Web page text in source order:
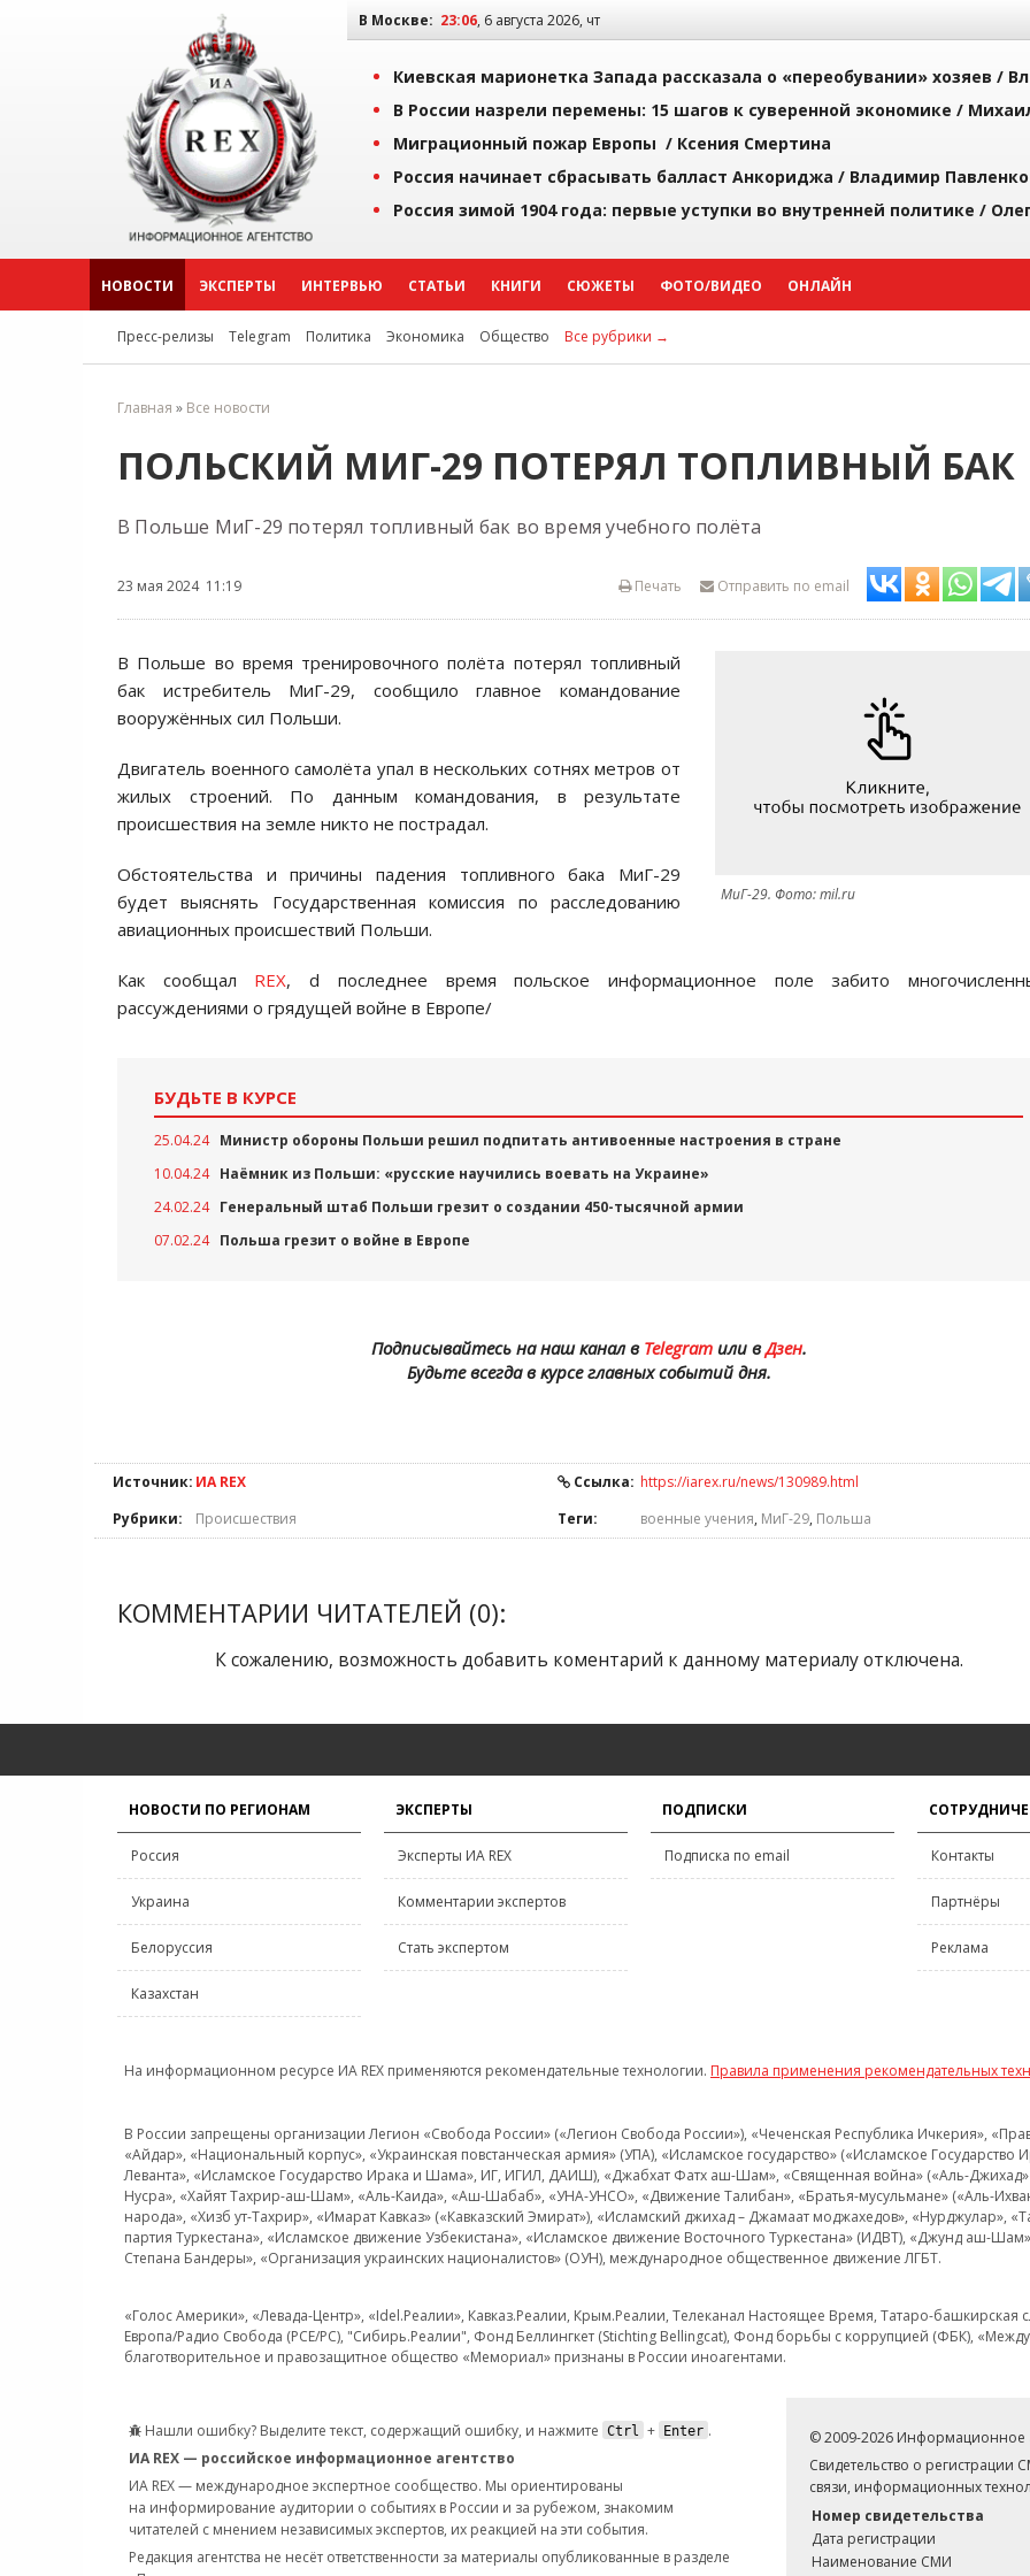
В Москве: 23:06, 6 августа 2026, чт
Киевская марионетка Запада рассказала о «переобувании» хозяев /
В России назрели перемены: 15 шагов к суверенной экономике /
Миграционный пожар Европы / Ксения Смертина
Россия начинает сбрасывать балласт Анкориджа / Владимир Павленко
Россия зимой 1904 года: первые уступки во внутренней политике /
НОВОСТИ ЭКСПЕРТЫ ИНТЕРВЬЮ СТАТЬИ КНИГИ СЮЖЕТЫ ФОТО/ВИДЕО ОНЛАЙН
Пресс-релизы Telegram Политика Экономика Общество Все рубрики →
Главная » Все новости
ПОЛЬСКИЙ МИГ-29 ПОТЕРЯЛ ТОПЛИВНЫЙ БАК
В Польше МиГ-29 потерял топливный бак во время учебного полёта
23 мая 2024 11:19 Отправить по email
Печать
МиГ-29. Фото: mil.ru
В Польше во время тренировочного полёта потерял топливный
бак истребитель МиГ-29, сообщило главное командование
вооружённых сил Польши.
Двигатель военного самолёта упал в нескольких сотнях метров от
жилых строений. По данным командования, в результате
происшествия на земле никто не пострадал.
Обстоятельства и причины падения топливного бака МиГ-29
будет выяснять Государственная комиссия по расследованию
авиационных происшествий Польши.
Как сообщал REX, d последнее время польское информационное поле забито
рассуждениями о грядущей войне в Европе/
БУДЬТЕ В КУРСЕ
25.04.24 Министр обороны Польши решил подпитать антивоенные настроения в стране
10.04.24 Наёмник из Польши: «русские научились воевать на Украине»
24.02.24 Генеральный штаб Польши грезит о создании 450-тысячной армии
07.02.24 Польша грезит о войне в Европе
Подписывайтесь на наш канал в Telegramили вДзен.
Будьте всегда в курсе главных событий дня.
Источник: ИА REX Ссылка: https://iarex.ru/news/130989.html
Рубрики:
Происшествия Теги: военные учения, МиГ-29, Польша
КОММЕНТАРИИ ЧИТАТЕЛЕЙ (0):
К сожалению, возможность добавить коментарий к данному материалу отключена.
НОВОСТИ ПО РЕГИОНАМ
Россия
Украина
Белоруссия
Казахстан
ЭКСПЕРТЫ
Эксперты ИА REX
Комментарии экспертов
Стать экспертом
ПОДПИСКИ
Подписка по email Контакты
Партнёры
Реклама
На информационном ресурсе ИА REX применяются рекомендательные технологии. Правила применения рекомендательных
В России запрещены организации Легион «Свобода России» («Легион Свобода России»), «Чеченская Республика Ичкерия»,
«Айдар», «Национальный корпус», «Украинская повстанческая армия» (УПА), «Исламское государство» («Исламское
Леванта», «Исламское Государство Ирака и Шама», ИГ, ИГИЛ, ДАИШ), «Джабхат Фатх аш-Шам», «Священная война» («Аль-Джихад»
Нусра», «Хайят Тахрир-аш-Шам», «Аль-Каида», «Аш-Шабаб», «УНА-УНСО», «Движение Талибан», «Братья-мусульмане» («Аль-
народа», «Хизб ут-Тахрир», «Имарат Кавказ» («Кавказский Эмират»), «Исламский джихад – Джамаат моджахедов», «Нурджулар»,
партия Туркестана», «Исламское движение Узбекистана», «Исламское движение Восточного Туркестана» (ИДВТ), «Джунд аш-
Степана Бандеры», «Организация украинских националистов» (ОУН), международное общественное движение ЛГБТ.
«Голос Америки», «Левада-Центр», «Idel.Реалии», Кавказ.Реалии, Крым.Реалии, Телеканал Настоящее Время, Татаро-
Европа/Радио Свобода (PCE/PC), "Сибирь.Реалии", Фонд Беллингкет (Stichting Bellingcat), Фонд борьбы с коррупцией (ФБК),
благотворительное и правозащитное общество «Мемориал» признаны в России иноагентами.
Нашли ошибку? Выделите текст, содержащий ошибку, и нажмите Ctrl + Enter .
ИА REX — российское информационное агентство
ИА REX — международное экспертное сообщество. Мы ориентированы
на информирование аудитории о событиях в России и за рубежом, знакомим
читателей с мнением независимых экспертов, их реакцией на эти события.
Редакция агентства не несёт ответственности за материалы опубликованные в разделе
© 2009-2026 Информационное
Свидетельство о
связи, информационных
Номер свидетельства
Дата регистрации
Наименование СМИ